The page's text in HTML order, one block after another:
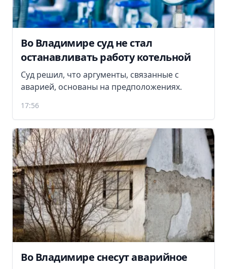
Во Владимире суд не стал
останавливать работу котельной
Суд решил, что аргументы, связанные с
аварией, основаны на предположениях.
17:56
Во Владимире снесут аварийное